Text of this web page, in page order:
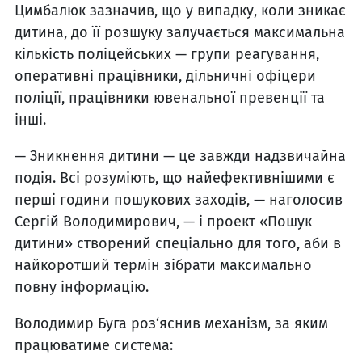
Цимбалюк зазначив, що у випадку, коли зникає
дитина, до її розшуку залучається максимальна
кількість поліцейських — групи реагування,
оперативні працівники, дільничні офіцери
поліції, працівники ювенальної превенції та
інші.
— Зникнення дитини — це завжди надзвичайна
подія. Всі розуміють, що найефективнішими є
перші години пошукових заходів, — наголосив
Сергій Володимирович, — і проект «Пошук
дитини» створений спеціально для того, аби в
найкоротший термін зібрати максимально
повну інформацію.
Володимир Буга роз‘яснив механізм, за яким
працюватиме система: